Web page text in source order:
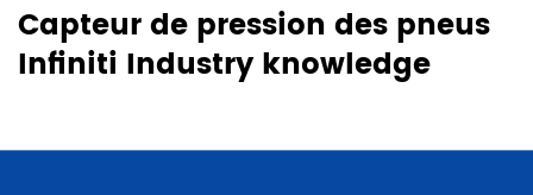
Capteur de pression des pneus
Infiniti Industry knowledge